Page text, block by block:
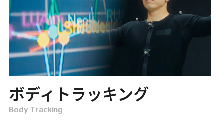
ボディトラッキング
Body Tracking